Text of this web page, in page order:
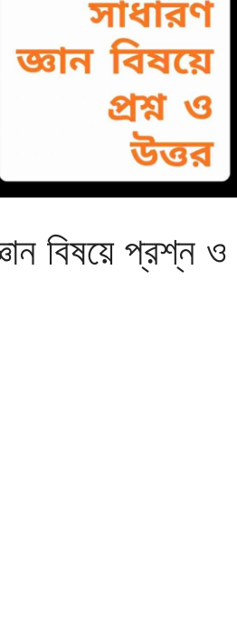
বিষয়ে প্রশ্ন ও